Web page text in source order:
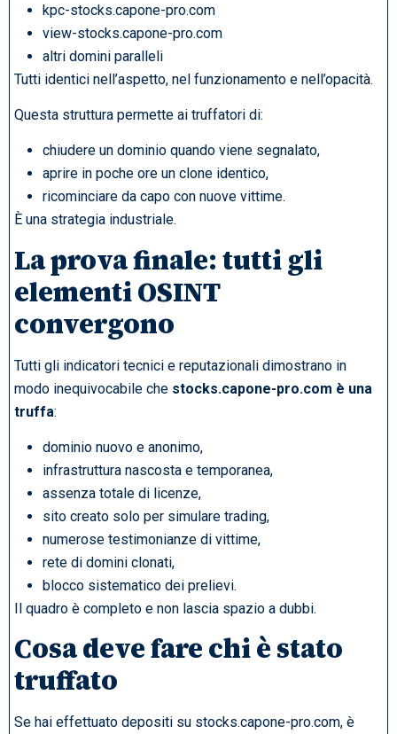
kpc-stocks.capone-pro.com
view-stocks.capone-pro.com
altri domini paralleli
Tutti identici nell’aspetto, nel funzionamento e nell’opacità.
Questa struttura permette ai truffatori di:
chiudere un dominio quando viene segnalato,
aprire in poche ore un clone identico,
ricominciare da capo con nuove vittime.
È una strategia industriale.
La prova finale: tutti gli
elementi OSINT
convergono
Tutti gli indicatori tecnici e reputazionali dimostrano in
modo inequivocabile che stocks.capone-pro.com è una
truffa:
dominio nuovo e anonimo,
infrastruttura nascosta e temporanea,
assenza totale di licenze,
sito creato solo per simulare trading,
numerose testimonianze di vittime,
rete di domini clonati,
blocco sistematico dei prelievi.
Il quadro è completo e non lascia spazio a dubbi.
Cosa deve fare chi è stato
truffato
Se hai effettuato depositi su stocks.capone-pro.com, è